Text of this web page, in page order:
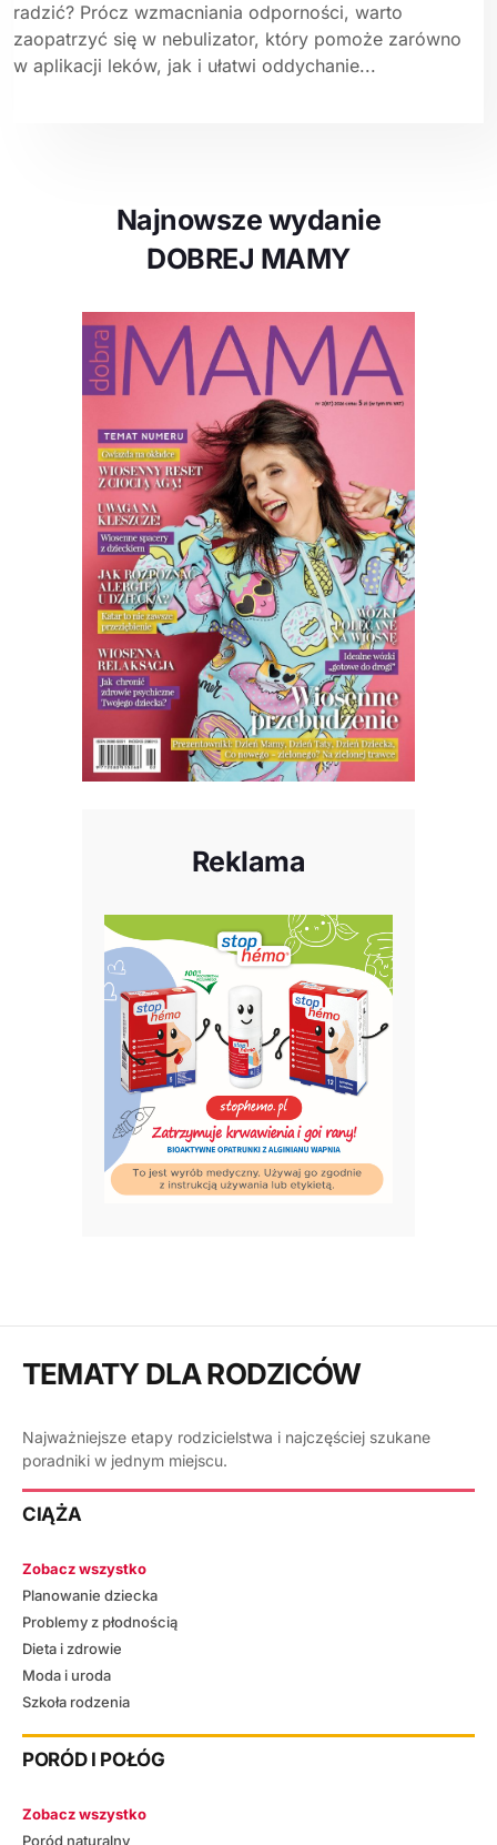
radzić? Prócz wzmacniania odporności, warto
zaopatrzyć się w nebulizator, który pomoże zarówno
w aplikacji leków, jak i ułatwi oddychanie...
Najnowsze wydanie
DOBREJ MAMY
Reklama
TEMATY DLA RODZICÓW
Najważniejsze etapy rodzicielstwa i najczęściej szukane
poradniki w jednym miejscu.
CIĄŻA
Zobacz wszystko
Planowanie dziecka
Problemy z płodnością
Dieta i zdrowie
Moda i uroda
Szkoła rodzenia
PORÓD I POŁÓG
Zobacz wszystko
Poród naturalny